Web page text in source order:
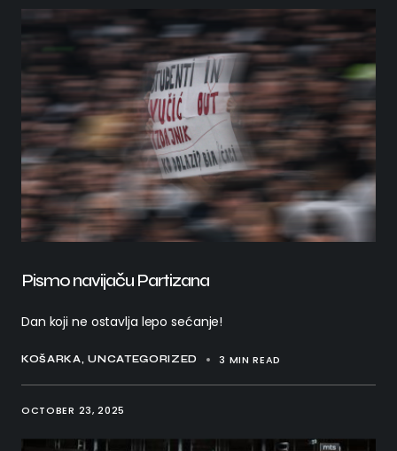
KOŠARKA UNCATEGORIZED 3 MIN READ
Pismo navijaču Partizana
Dan koji ne ostavlja lepo sećanje!
OCTOBER 23, 2025